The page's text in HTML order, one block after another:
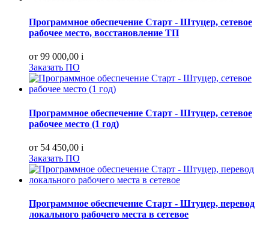
Программное обеспечение Старт - Штуцер, сетевое
рабочее место, восстановление ТП
от 99 000,00 i
Заказать ПО
Программное обеспечение Старт - Штуцер, сетевое
рабочее место (1 год)
от 54 450,00 i
Заказать ПО
Программное обеспечение Старт - Штуцер, перевод
локального рабочего места в сетевое